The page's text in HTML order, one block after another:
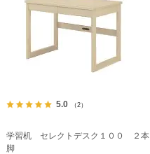
5.0 （2）
学習机 セレクトデスク１００ ２本
脚